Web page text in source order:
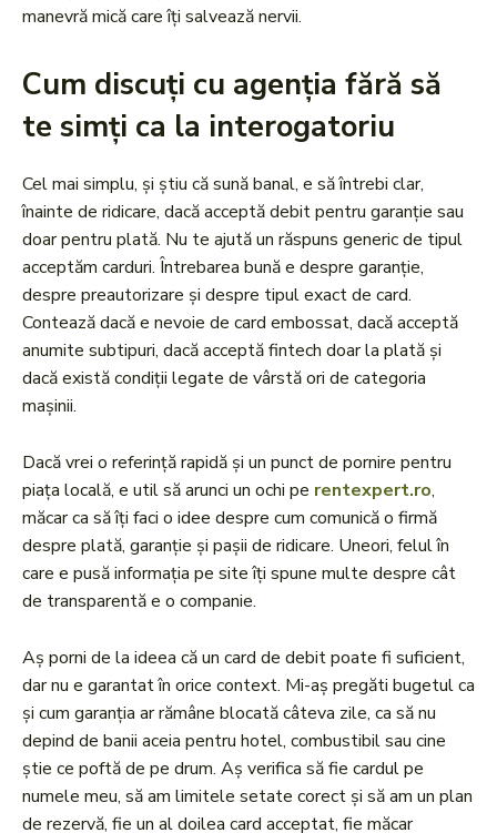
manevră mică care îți salvează nervii.
Cum discuți cu agenția fără să
te simți ca la interogatoriu
Cel mai simplu, și știu că sună banal, e să întrebi clar,
înainte de ridicare, dacă acceptă debit pentru garanție sau
doar pentru plată. Nu te ajută un răspuns generic de tipul
acceptăm carduri. Întrebarea bună e despre garanție,
despre preautorizare și despre tipul exact de card.
Contează dacă e nevoie de card embossat, dacă acceptă
anumite subtipuri, dacă acceptă fintech doar la plată și
dacă există condiții legate de vârstă ori de categoria
mașinii.
Dacă vrei o referință rapidă și un punct de pornire pentru
piața locală, e util să arunci un ochi pe rentexpert.ro,
măcar ca să îți faci o idee despre cum comunică o firmă
despre plată, garanție și pașii de ridicare. Uneori, felul în
care e pusă informația pe site îți spune multe despre cât
de transparentă e o companie.
Aș porni de la ideea că un card de debit poate fi suficient,
dar nu e garantat în orice context. Mi-aș pregăti bugetul ca
și cum garanția ar rămâne blocată câteva zile, ca să nu
depind de banii aceia pentru hotel, combustibil sau cine
știe ce poftă de pe drum. Aș verifica să fie cardul pe
numele meu, să am limitele setate corect și să am un plan
de rezervă, fie un al doilea card acceptat, fie măcar